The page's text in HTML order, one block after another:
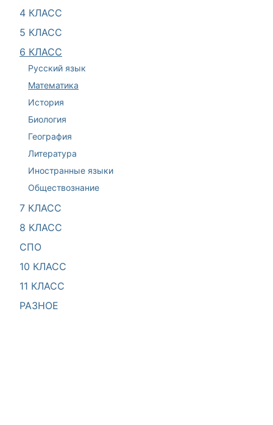
4 КЛАСС
5 КЛАСС
6 КЛАСС
Русский язык
Математика
История
Биология
География
Литература
Иностранные языки
Обществознание
7 КЛАСС
8 КЛАСС
СПО
10 КЛАСС
11 КЛАСС
РАЗНОЕ